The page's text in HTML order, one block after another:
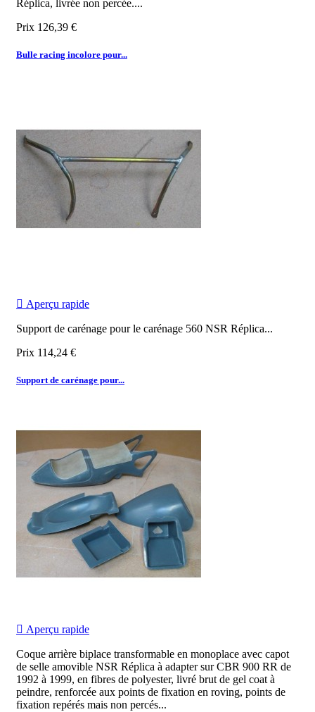
Réplica, livrée non percée....
Prix 126,39 €
Bulle racing incolore pour...
 Aperçu rapide
Support de carénage pour le carénage 560 NSR Réplica...
Prix 114,24 €
Support de carénage pour...
 Aperçu rapide
Coque arrière biplace transformable en monoplace avec capot
de selle amovible NSR Réplica à adapter sur CBR 900 RR de
1992 à 1999, en fibres de polyester, livré brut de gel coat à
peindre, renforcée aux points de fixation en roving, points de
fixation repérés mais non percés...